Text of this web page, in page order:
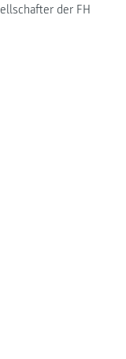
der FH